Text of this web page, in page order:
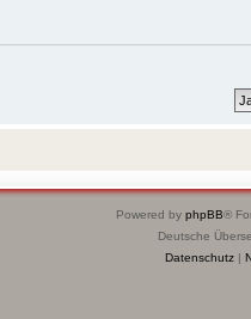
Powered by phpBB®
Deutsche
Datenschutz|